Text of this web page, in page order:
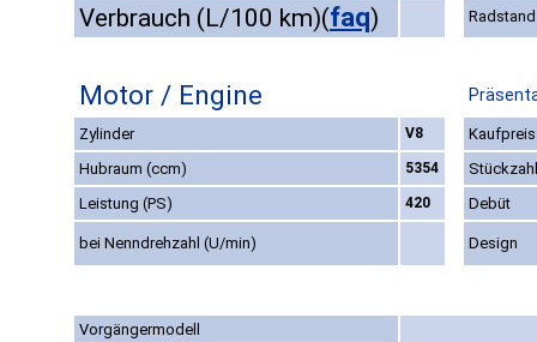
Verbrauch (L/100 km)(faq)
Motor / Engine
Zylinder V8
Hubraum (ccm)
5354
Stückzahl
Leistung (PS)
420 Debüt
bei Nenndrehzahl (U/min) Design
Vorgängermodell